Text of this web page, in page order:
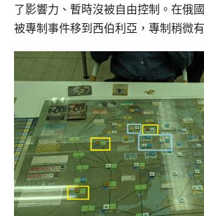
了影響力、暫時沒被自由控制。在俄
被專制事件移到西伯利亞，專制稍微